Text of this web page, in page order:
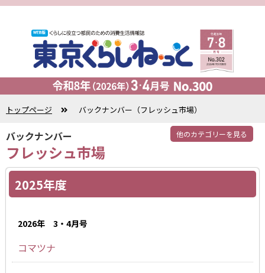
トップページ バックナンバー（フレッシュ市場）
バックナンバー
フレッシュ市場
他のカテゴリーを見る
2025年度
2026年 3・4月号
コマツナ